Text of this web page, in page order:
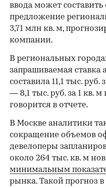
ввода может составить
предложение
3,71 млн кв. м,
компании.
В региональных
запрашиваемая ставка
составила 11,1 тыс. руб.
— 8,1 тыс. руб. за 1 кв. м
говорится в отчете.
В Москве аналитики
сокращение объемов
девелоперы
около 264 тыс. кв. м
минимальным
рынка. Такой прогноз